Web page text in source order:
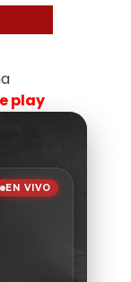
play